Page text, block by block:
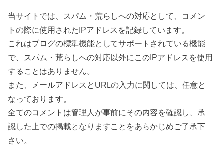
当サイトでは、スパム・荒らしへの対応として、コメン
トの際に使用されたIPアドレスを記録しています。
これはブログの標準機能としてサポートされている機能
で、スパム・荒らしへの対応以外にこのIPアドレスを使用
することはありません。
また、メールアドレスとURLの入力に関しては、任意と
なっております。
全てのコメントは管理人が事前にその内容を確認し、承
認した上での掲載となりますことをあらかじめご了承下
さい。